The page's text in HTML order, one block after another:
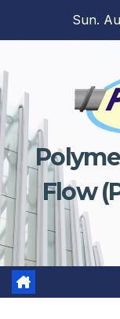
Sun.
Flow